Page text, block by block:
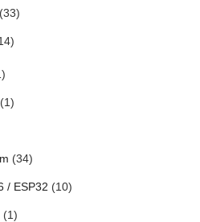
(34)
/ ESP32 (10)
(1)